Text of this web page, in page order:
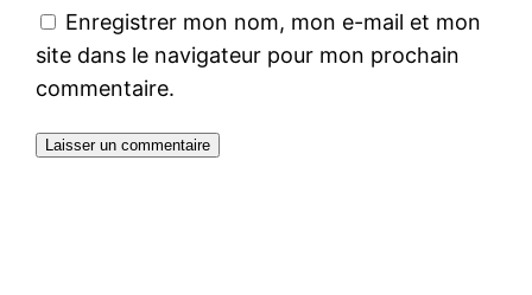
Enregistrer mon nom, mon e-mail et mon
site dans le navigateur pour mon prochain
commentaire.